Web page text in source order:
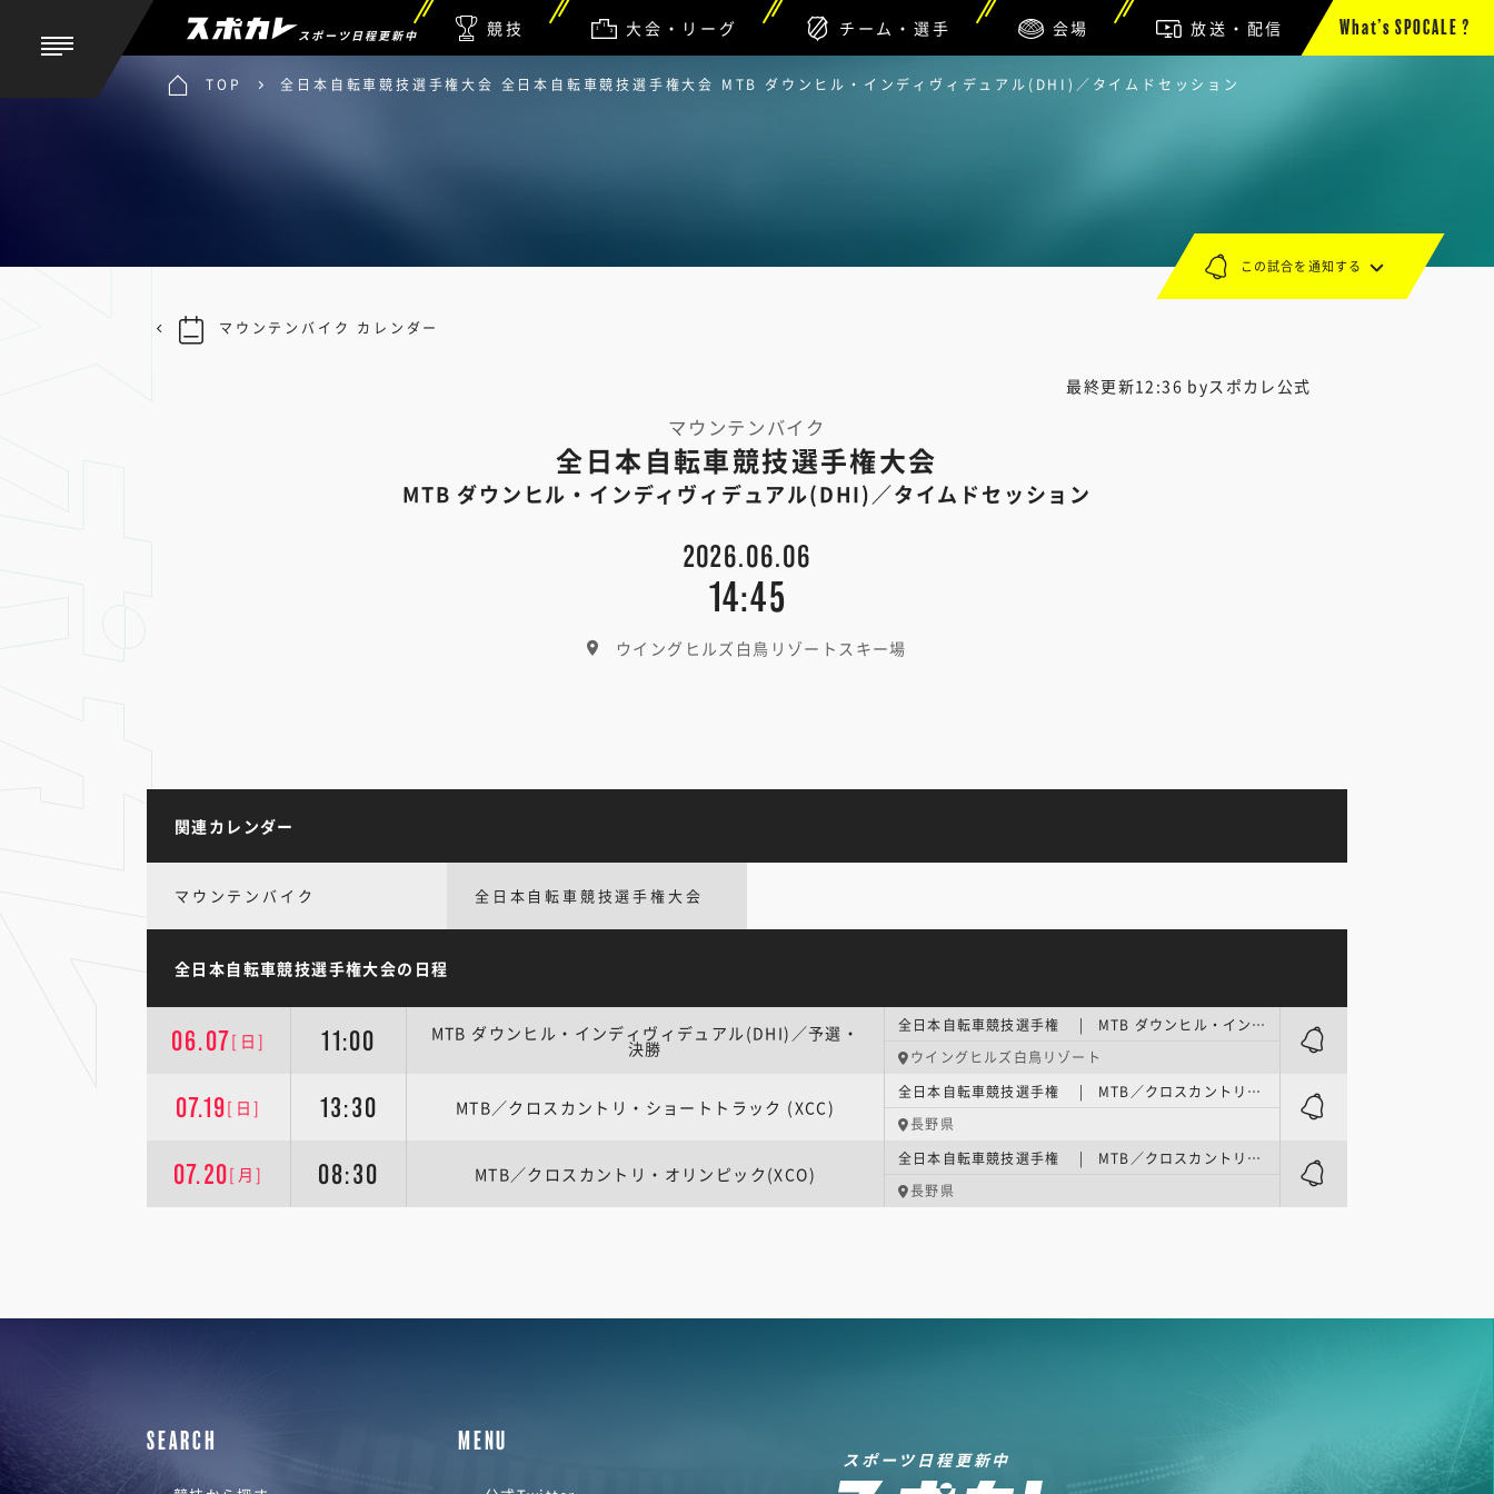
スポーツ日程更新中 競技 大会・リーグ チーム・選手 会場 放送・配信 What’s SPOCALE ?
TOP 全日本自転車競技選手権大会 全日本自転車競技選手権大会 MTB ダウンヒル・インディヴィデュアル(DHI)／タイムドセッション
最終更新12:36 byスポカレ公式
マウンテンバイク
全日本自転車競技選手権大会
MTB ダウンヒル・インディヴィデュアル(DHI)／タイムドセッション
2026.06.06
14:45
ウイングヒルズ白鳥リゾートスキー場
この試合を通知する
マウンテンバイク カレンダー
関連カレンダー
マウンテンバイク 全日本自転車競技選手権大会
全日本自転車競技選手権大会の日程
06.07[日] 11:00 MTB ダウンヒル・インディヴィデュアル(DHI)／予選・
決勝
全日本自転車競技選手権 | MTB ダウンヒル・インディヴィデュアル(DHI)／予選・決勝
ウイングヒルズ白鳥リゾート
07.19[日] 13:30 MTB／クロスカントリ・ショートトラック (XCC)
全日本自転車競技選手権 | MTB／クロスカントリ・ショートトラック (XCC)
長野県
07.20[月] 08:30 MTB／クロスカントリ・オリンピック(XCO)
全日本自転車競技選手権 | MTB／クロスカントリ・オリンピック(XCO)
長野県
SEARCH MENU
スポーツ日程更新中